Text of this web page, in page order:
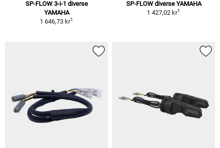
SP-FLOW 3-i-1 diverse
YAMAHA
1 646,73 kr1
SP-FLOW diverse YAMAHA
1 427,02 kr1